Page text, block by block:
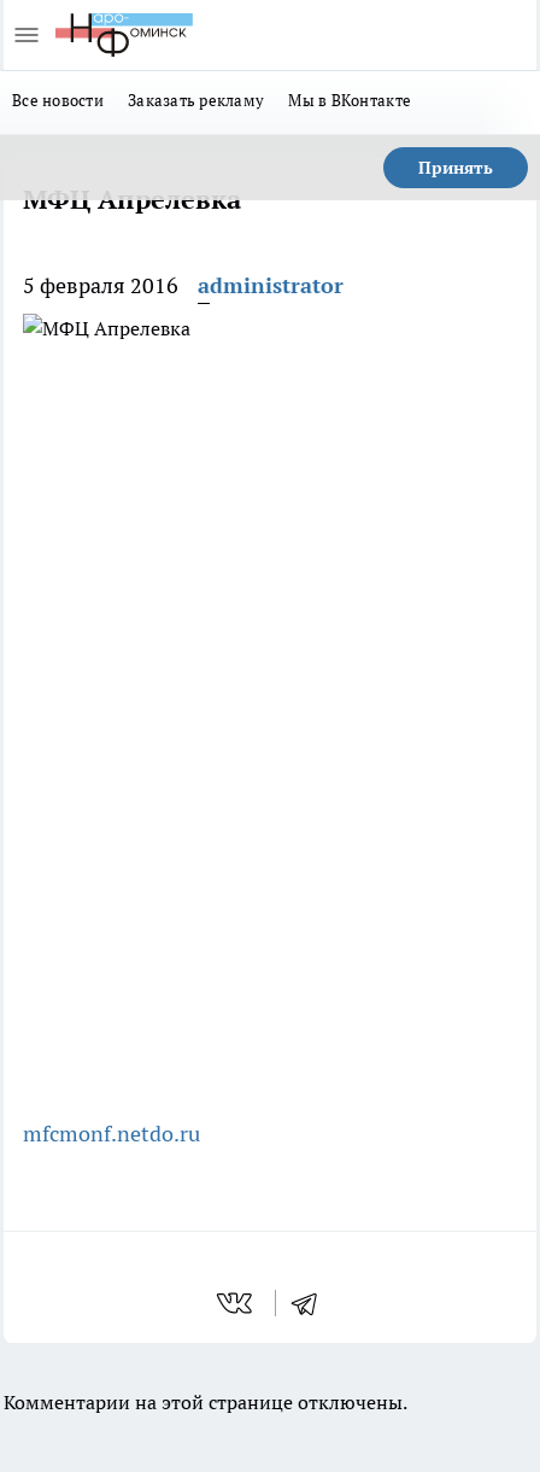
Все новости Заказать рекламу Мы в ВКонтакте
Принять
МФЦ Апрелевка
5 февраля 2016 administrator
mfcmonf.netdo.ru
Комментарии на этой странице отключены.